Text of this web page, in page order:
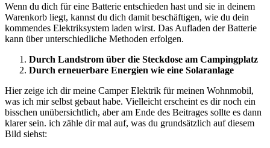
Wenn du dich für eine Batterie entschieden hast und sie in deinem
Warenkorb liegt, kannst du dich damit beschäftigen, wie du dein
kommendes Elektriksystem laden wirst. Das Aufladen der Batterie
kann über unterschiedliche Methoden erfolgen.
Durch Landstrom über die Steckdose am Campingplatz
Durch erneuerbare Energien wie eine Solaranlage
Hier zeige ich dir meine Camper Elektrik für meinen Wohnmobil,
was ich mir selbst gebaut habe. Vielleicht erscheint es dir noch ein
bisschen unübersichtlich, aber am Ende des Beitrages sollte es dann
klarer sein. ich zähle dir mal auf, was du grundsätzlich auf diesem
Bild siehst: